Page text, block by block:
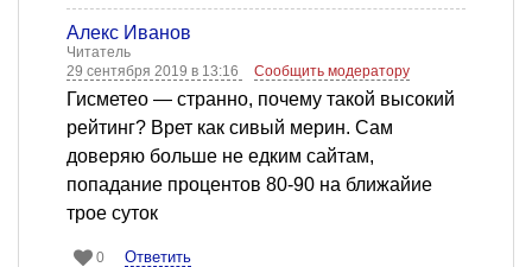
Алекс Иванов
Читатель
29 сентября 2019 в 13:16
Сообщить модератору
Гисметео — странно, почему такой высокий
рейтинг? Врет как сивый мерин. Сам
доверяю больше не едким сайтам,
попадание процентов 80-90 на ближайие
трое суток
0 Ответить